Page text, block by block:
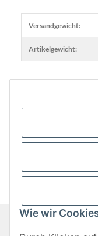
Wie wir
Wert
Versandgewicht:
Artikelgewicht: